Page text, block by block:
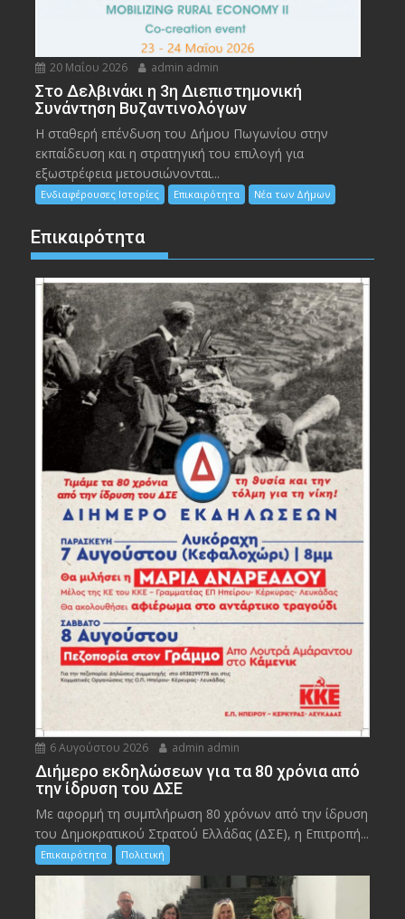
20 Μαΐου 2026 admin admin
Στο Δελβινάκι η 3η Διεπιστημονική
Συνάντηση Βυζαντινολόγων
Η σταθερή επένδυση του Δήμου Πωγωνίου στην
εκπαίδευση και η στρατηγική του επιλογή για
εξωστρέφεια μετουσιώνονται...
Ενδιαφέρουσες Ιστορίες Επικαιρότητα Νέα των Δήμων
Επικαιρότητα
6 Αυγούστου 2026 admin admin
Διήμερο εκδηλώσεων για τα 80 χρόνια από
την ίδρυση του ΔΣΕ
Με αφορμή τη συμπλήρωση 80 χρόνων από την ίδρυση
του Δημοκρατικού Στρατού Ελλάδας (ΔΣΕ), η Επιτροπή...
Επικαιρότητα Πολιτική